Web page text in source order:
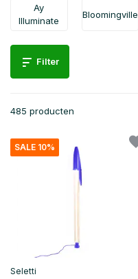
Ay
Illuminate
Bloomingville
Filter
485 producten
SALE 10%
Seletti